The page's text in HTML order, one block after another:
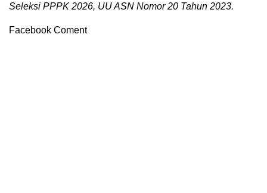
Seleksi PPPK 2026, UU ASN Nomor 20 Tahun 2023.
Facebook Coment